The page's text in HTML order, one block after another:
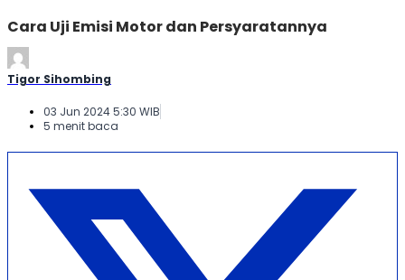
Cara Uji Emisi Motor dan Persyaratannya
Tigor Sihombing
03 Jun 2024 5:30 WIB
5 menit baca